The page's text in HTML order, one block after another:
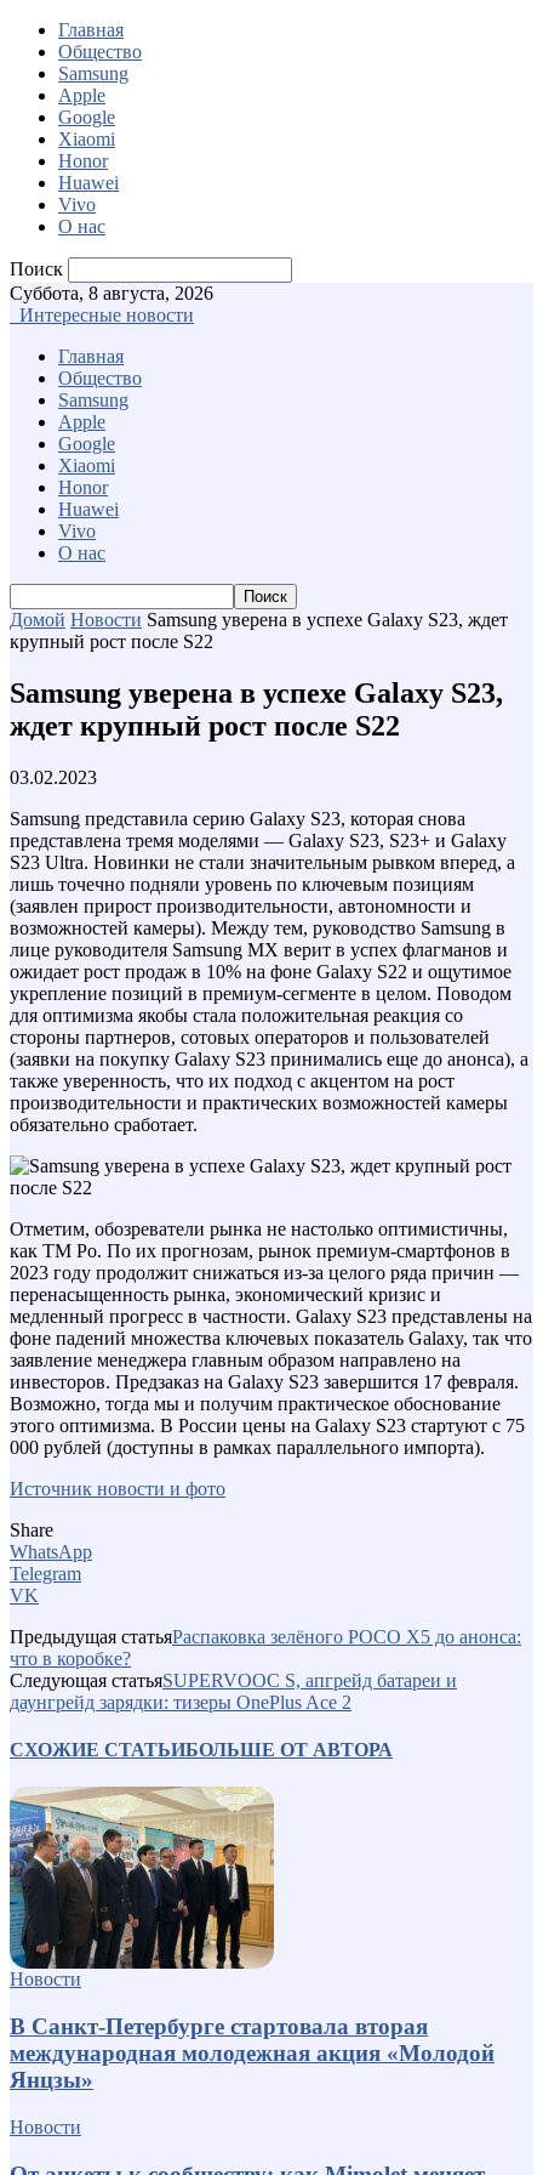
Главная
Общество
Samsung
Apple
Google
Xiaomi
Honor
Huawei
Vivo
О нас
Поиск
Суббота, 8 августа, 2026
Интересные новости
Главная
Общество
Samsung
Apple
Google
Xiaomi
Honor
Huawei
Vivo
О нас
Домой Новости Samsung уверена в успехе Galaxy S23, ждет
крупный рост после S22
Samsung уверена в успехе Galaxy S23,
ждет крупный рост после S22
03.02.2023
Samsung представила серию Galaxy S23, которая снова
представлена тремя моделями — Galaxy S23, S23+ и Galaxy
S23 Ultra. Новинки не стали значительным рывком вперед, а
лишь точечно подняли уровень по ключевым позициям
(заявлен прирост производительности, автономности и
возможностей камеры). Между тем, руководство Samsung в
лице руководителя Samsung MX верит в успех флагманов и
ожидает рост продаж в 10% на фоне Galaxy S22 и ощутимое
укрепление позиций в премиум-сегменте в целом. Поводом
для оптимизма якобы стала положительная реакция со
стороны партнеров, сотовых операторов и пользователей
(заявки на покупку Galaxy S23 принимались еще до анонса), а
также уверенность, что их подход с акцентом на рост
производительности и практических возможностей камеры
обязательно сработает.
Отметим, обозреватели рынка не настолько оптимистичны,
как ТМ Ро. По их прогнозам, рынок премиум-смартфонов в
2023 году продолжит снижаться из-за целого ряда причин —
перенасыщенность рынка, экономический кризис и
медленный прогресс в частности. Galaxy S23 представлены на
фоне падений множества ключевых показатель Galaxy, так что
заявление менеджера главным образом направлено на
инвесторов. Предзаказ на Galaxy S23 завершится 17 февраля.
Возможно, тогда мы и получим практическое обоснование
этого оптимизма. В России цены на Galaxy S23 стартуют с 75
000 рублей (доступны в рамках параллельного импорта).
Источник новости и фото
Share
WhatsApp
Telegram
VK
Предыдущая статьяРаспаковка зелёного POCO X5 до анонса:
что в коробке?
Следующая статьяSUPERVOOC S, апгрейд батареи и
даунгрейд зарядки: тизеры OnePlus Ace 2
СХОЖИЕ СТАТЬИБОЛЬШЕ ОТ АВТОРА
Новости
В Санкт-Петербурге стартовала вторая
международная молодежная акция «Молодой
Янцзы»
Новости